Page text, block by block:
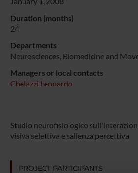
Duration (months)
24
Departments
Neurosciences, Biomedicine and
Managers or local contacts
Chelazzi Leonardo
Studio neurofisiologico
visiva selettiva e salienza percettiva
PROJECT PARTICIPANTS